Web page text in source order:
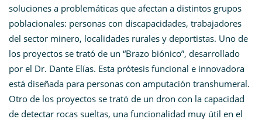
soluciones a problemáticas que afectan a distintos grupos
poblacionales: personas con discapacidades, trabajadores
del sector minero, localidades rurales y deportistas. Uno de
los proyectos se trató de un “Brazo biónico”, desarrollado
por el Dr. Dante Elías. Esta prótesis funcional e innovadora
está diseñada para personas con amputación transhumeral.
Otro de los proyectos se trató de un dron con la capacidad
de detectar rocas sueltas, una funcionalidad muy útil en el